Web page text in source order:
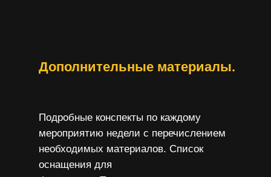
Дополнительные материалы.
Подробные конспекты по каждому
мероприятию недели с перечислением
необходимых материалов. Список
оснащения для